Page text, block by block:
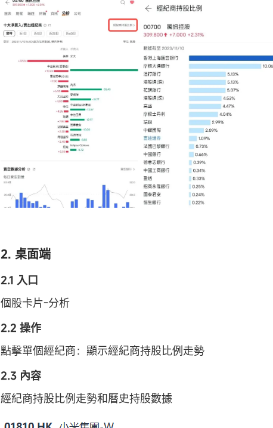
2. 桌面端
2.1 入口
個股卡片-分析
2.2 操作
點擊單個經紀商：顯示經紀商持股比例走勢
2.3 內容
經紀商持股比例走勢和曆史持股數據